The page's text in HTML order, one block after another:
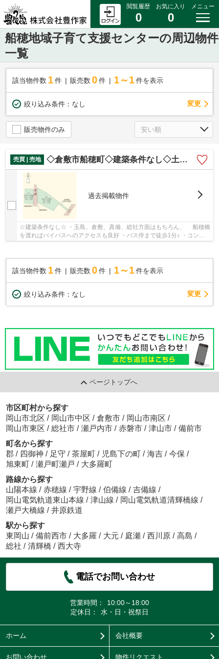
閲覧履歴
0
お気に入り
0
メニュー
船穂地域子育て支援センターの周辺物件
一覧
該当物件数 1件 販売数 0 件 1～1 件を表示
絞り込み条件： なし 変更
販売物件のみ
売買 | 売地 ◇倉敷市船穂町◇建築条件なし◇土地◇
過去掲載物件
☆建築条件なし☆ ・玉島、倉敷、真備、総社方面はもちろん、 船穂橋
を渡ればバイパスへのアクセスも良好 ・バス停まで徒歩1分♪ ・コンビ
該当物件数 1件 販売数 0 件 1～1 件を表示
絞り込み条件： なし 変更
ページトップへ
市区町村から探す
岡山市北区 / 岡山市中区 / 倉敷市 / 岡山市南区 /
岡山市東区 / 総社市 / 瀬戸内市 / 赤磐市 / 津山市 / 備前市
町名から探す
郡 / 四御神 / 足守 / 茶屋町 / 児島下の町 / 海吉 / 今保 /
旭東町 / 瀬戸町瀬戸 / 大多羅町
路線から探す
山陽本線 / 赤穂線 / 宇野線 / 伯備線 / 吉備線 /
岡山電気軌道東山本線 / 津山線 / 岡山電気軌道清輝橋線 /
瀬戸大橋線 / 井原鉄道
駅から探す
東岡山 / 備前西市 / 大多羅 / 大元 / 庭瀬 / 西川原 / 高島 /
総社 / 清輝橋 / 西大寺
電話でお問い合わせ
営業時間：
10:00～18:00
定休日：
水・日・祝祭日
ホーム 会社概要
お問い合わせ 物件リクエスト